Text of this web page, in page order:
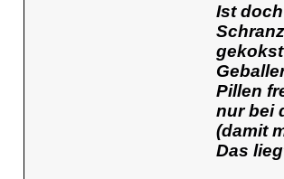
Ist
Pillen
nur bei
(damit
Das